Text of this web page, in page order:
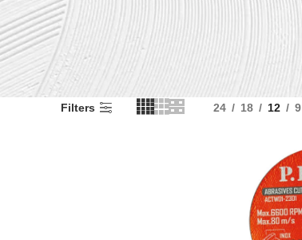
9
12
18
24
Filters